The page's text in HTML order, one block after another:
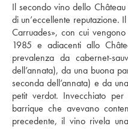
Il secondo vino dello Château
di un’eccellente reputazione.
Carruades», con cui
1985 e adiacenti allo
prevalenza da cabernet-
dell’annata), da una buona
seconda dell’annata) e da
petit verdot. Invecchiato
barrique che avevano
precedente, il vino rivela